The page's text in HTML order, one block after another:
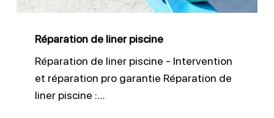
Réparation de liner piscine
Réparation de liner piscine - Intervention
et réparation pro garantie Réparation de
liner piscine :…